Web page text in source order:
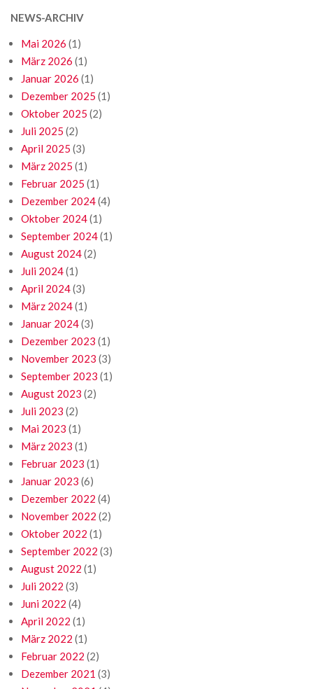
NEWS-ARCHIV
Mai 2026 (1)
März 2026 (1)
Januar 2026 (1)
Dezember 2025 (1)
Oktober 2025 (2)
Juli 2025 (2)
April 2025 (3)
März 2025 (1)
Februar 2025 (1)
Dezember 2024(4)
Oktober 2024(1)
September 2024(1)
August 2024(2)
Juli 2024(1)
April 2024(3)
März 2024(1)
Januar 2024(3)
Dezember 2023 (1)
November 2023 (3)
September 2023 (1)
August 2023 (2)
Juli 2023 (2)
Mai 2023 (1)
März 2023 (1)
Februar 2023 (1)
Januar 2023 (6)
Dezember 2022 (4)
November 2022 (2)
Oktober 2022 (1)
September 2022 (3)
August 2022 (1)
Juli 2022 (3)
Juni 2022 (4)
April 2022 (1)
März 2022 (1)
Februar 2022 (2)
Dezember 2021 (3)